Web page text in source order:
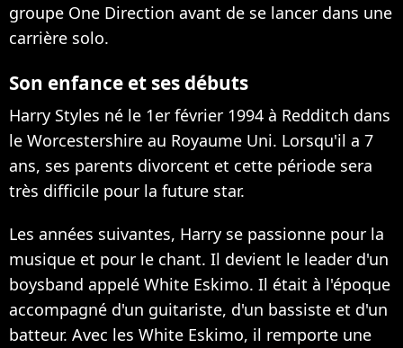
groupe One Direction avant de se lancer dans une
carrière solo.
Son enfance et ses débuts
Harry Styles né le 1er février 1994 à Redditch dans
le Worcestershire au Royaume Uni. Lorsqu'il a 7
ans, ses parents divorcent et cette période sera
très difficile pour la future star.
Les années suivantes, Harry se passionne pour la
musique et pour le chant. Il devient le leader d'un
boysband appelé White Eskimo. Il était à l'époque
accompagné d'un guitariste, d'un bassiste et d'un
batteur. Avec les White Eskimo, il remporte une